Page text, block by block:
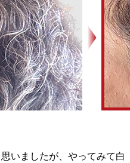
いましたが、やってみて白